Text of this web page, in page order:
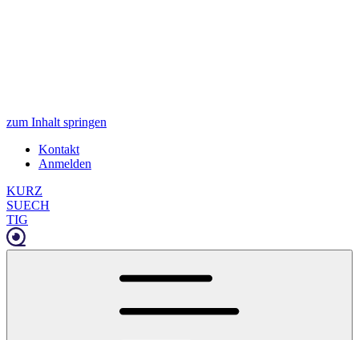
zum Inhalt springen
Kontakt
Anmelden
KURZ
SUECH
TIG